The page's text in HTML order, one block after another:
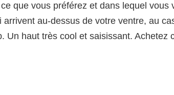
que vous préférez et dans lequel vous
arrivent au-dessus de votre ventre, au
Un haut très cool et saisissant. Achetez